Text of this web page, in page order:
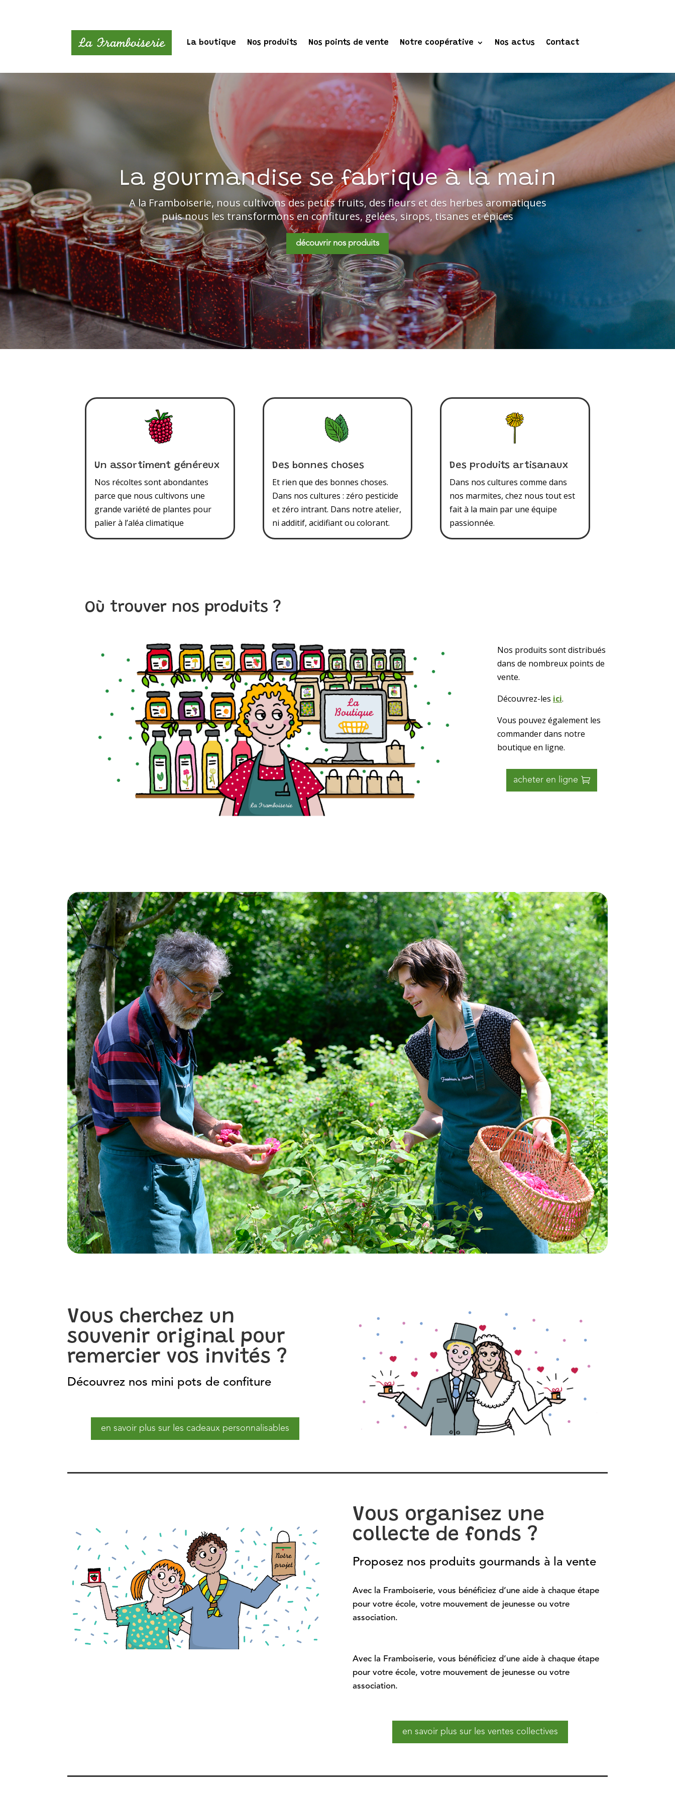
La boutique Nos produits Nos points de vente Notre coopérative Nos actus Contact
La gourmandise se fabrique à la main
A la Framboiserie, nous cultivons des petits fruits, des fleurs et des herbes aromatiques
puis nous les transformons en confitures, gelées, sirops, tisanes et épices
découvrir nos produits
Un assortiment généreux
Nos récoltes sont abondantes
parce que nous cultivons une
grande variété de plantes pour
palier à l’aléa climatique
Des bonnes choses
Et rien que des bonnes choses.
Dans nos cultures : zéro pesticide
et zéro intrant. Dans notre atelier,
ni additif, acidifiant ou colorant.
Des produits artisanaux
Dans nos cultures comme dans
nos marmites, chez nous tout est
fait à la main par une équipe
passionnée.
Où trouver nos produits ?
Nos produits sont distribués
dans de nombreux points de
vente.
Découvrez-les ici.
Vous pouvez également les
commander dans notre
boutique en ligne.
acheter en ligne
Vous cherchez un
souvenir original pour
remercier vos invités ?
Découvrez nos mini pots de confiture
en savoir plus sur les cadeaux personnalisables
Vous organisez une
collecte de fonds ?
Proposez nos produits gourmands à la vente
Avec la Framboiserie, vous bénéficiez d’une aide à chaque étape
pour votre école, votre mouvement de jeunesse ou votre
association.
Avec la Framboiserie, vous bénéficiez d’une aide à chaque étape
pour votre école, votre mouvement de jeunesse ou votre
association.
en savoir plus sur les ventes collectives